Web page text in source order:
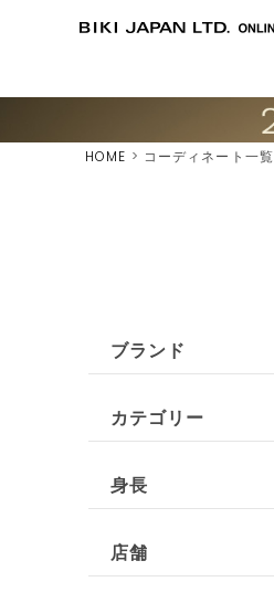
HOME コーディネート一覧
ブランド
カテゴリー
身長
店舗